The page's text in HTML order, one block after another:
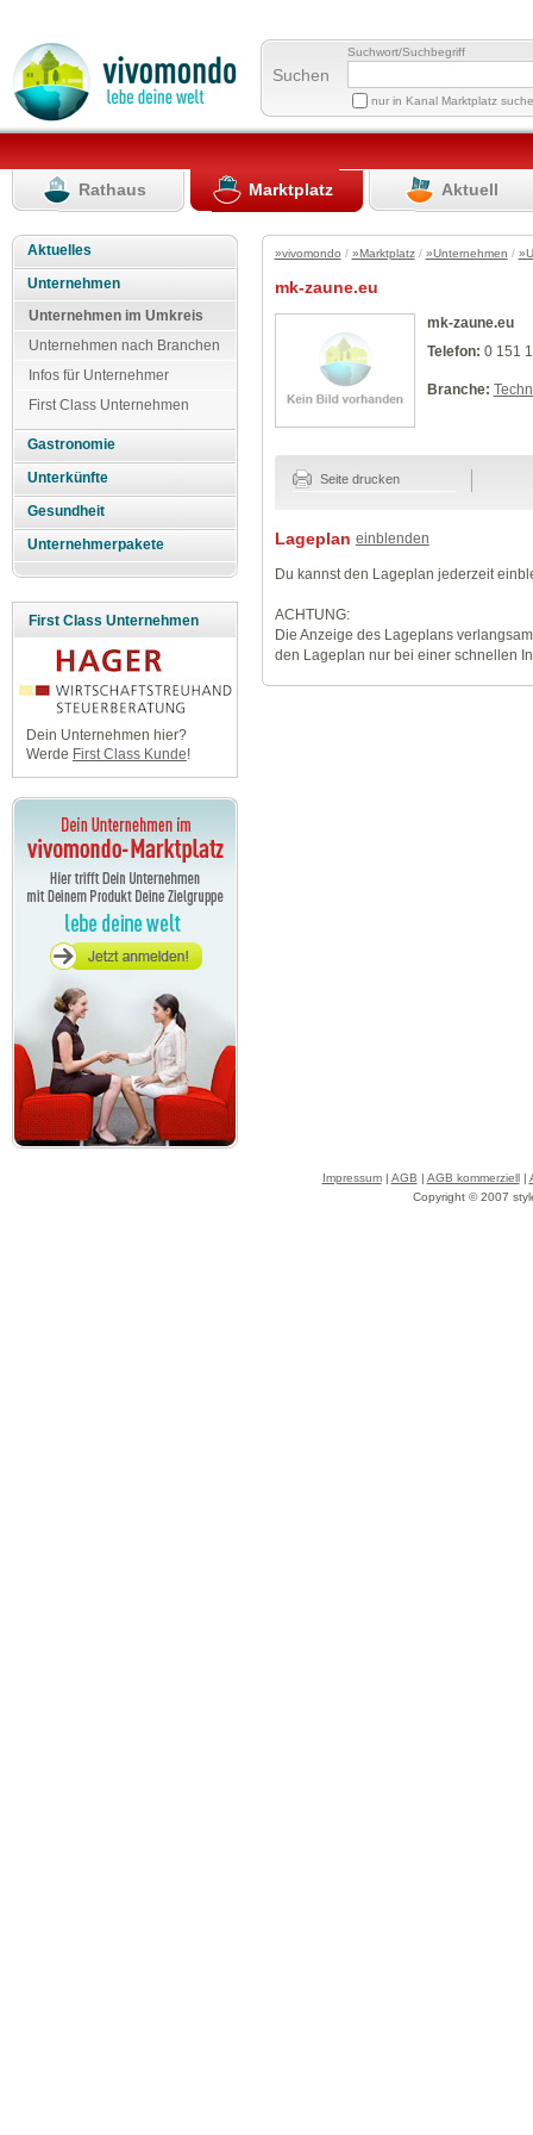
Suchen
Suchwort/Suchbegriff
nur in Kanal Marktplatz
Rathaus Marktplatz Aktuell
Aktuelles
Unternehmen
Unternehmen im Umkreis
Unternehmen nach Branchen
Infos für Unternehmer
First Class Unternehmen
Gastronomie
Unterkünfte
Gesundheit
Unternehmerpakete
First Class Unternehmen
Dein Unternehmen hier?
Werde First Class Kunde!
»vivomondo / »Marktplatz/ »Unternehmen /
mk-zaune.eu
mk-zaune.eu
Telefon: 0 151
Branche:
Seite drucken
Lageplan einblenden
Du kannst den Lageplan jederzeit
ACHTUNG:
Die Anzeige des Lageplans
den Lageplan nur bei einer schnellen
Impressum| AGB | AGB kommerziell|
Copyright © 2007